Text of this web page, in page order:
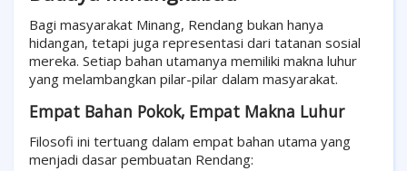
Bagi masyarakat Minang, Rendang bukan hanya
hidangan, tetapi juga representasi dari tatanan sosial
mereka. Setiap bahan utamanya memiliki makna luhur
yang melambangkan pilar-pilar dalam masyarakat.
Empat Bahan Pokok, Empat Makna Luhur
Filosofi ini tertuang dalam empat bahan utama yang
menjadi dasar pembuatan Rendang: